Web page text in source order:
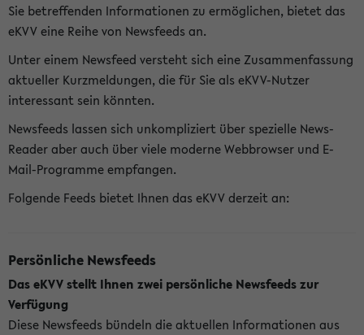
Sie betreffenden Informationen zu ermöglichen, bietet das
eKVV eine Reihe von Newsfeeds an.
Unter einem Newsfeed versteht sich eine Zusammenfassung
aktueller Kurzmeldungen, die für Sie als eKVV-Nutzer
interessant sein könnten.
Newsfeeds lassen sich unkompliziert über spezielle News-
Reader aber auch über viele moderne Webbrowser und E-
Mail-Programme empfangen.
Folgende Feeds bietet Ihnen das eKVV derzeit an:
Persönliche Newsfeeds
Das eKVV stellt Ihnen zwei persönliche Newsfeeds zur
Verfügung
Diese Newsfeeds bündeln die aktuellen Informationen aus